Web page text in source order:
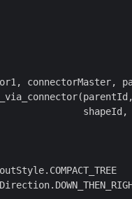
connectorMaster,